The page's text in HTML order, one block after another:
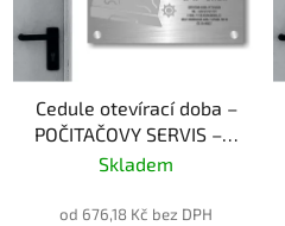
s
p
r
Cedule otevírací doba –
POČITAČOVY SERVIS – A
– plast (piktogram)
Skladem
od 676,18 Kč bez DPH